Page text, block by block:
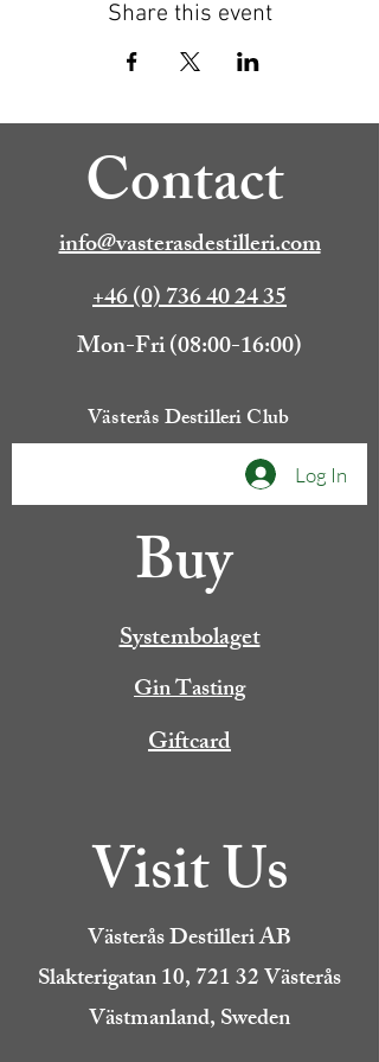
Share this event
Contact
info@vasterasdestilleri.com
+46 (0) 736 40 24 35
Mon-Fri (08:00-16:00)
Västerås Destilleri Club
Log In
Buy
Systembolaget
Gin Tasting
Giftcard
Visit Us
Västerås Destilleri AB
Slakterigatan 10, 721 32 Västerås
Västmanland, Sweden